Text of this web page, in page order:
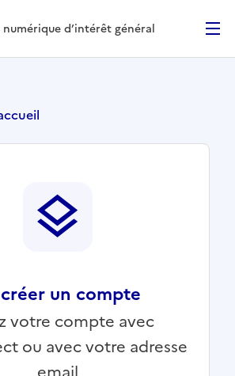
d’intérêt général- Retour à la
numérique d’intérêt général
un compte
votre compte avec
ou avec votre adresse